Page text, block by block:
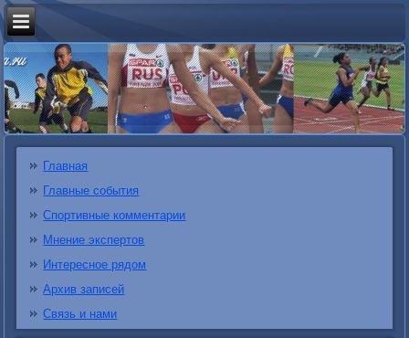
Главная
Главные события
Спортивные комментарии
Мнение экспертов
Интересное рядом
Архив записей
Связь и нами